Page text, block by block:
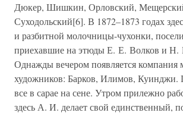
Дюкер, Шишкин, Орловский,
Суходольский[6]. В 1872–1873 годах
и разбитной молочницы-чухонки,
приехавшие на этюды Е. Е. Волков и Н.
Однажды вечером появляется компания
художников: Барков, Илимов, Куинджи.
все в сарае на сене. Утром прилежно
здесь А. И. делает свой единственный,